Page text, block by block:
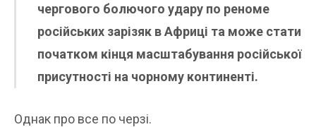
чергового болючого удару по реноме
російських зарізяк в Африці та може стати
початком кінця масштабування російської
присутності на чорному континенті.
Однак про все по черзі.